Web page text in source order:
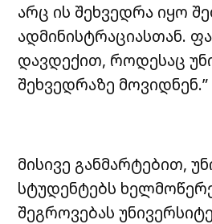
არც ის შეხვედრა იყო
ადმინისტრაციასთან.
დავდექით, როდესაც
შეხვედრაზე მოვიდნენ.”
მისივე განმარტებით,
სტუდენტებს
შეგროვებას